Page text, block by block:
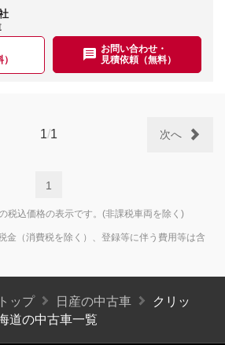
お問い合わせ・
見積依頼（無料）
1/1 次へ
1
税込価格の表示です。(非課税車両を除く)
金（消費税を除く）、登録等に伴う費用等は含
ップ 日産の中古車
クリッ
道の中古車一覧